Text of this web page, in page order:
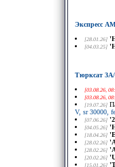
Экспресс
[28.01.26]
[04.03.25]
Тюрксат
[03.08.26,
[03.08.26,
[19.07.26]
V, sr 30000,
[07.06.26]
[04.05.26]
[18.04.26]
[28.02.26]
[28.02.26]
[20.02.26]
[15.01.26]